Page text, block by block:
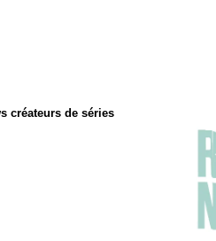
créateurs de séries